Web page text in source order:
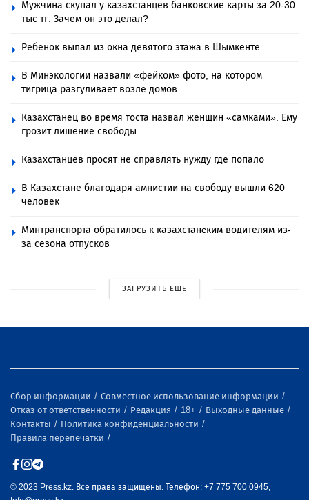
Мужчина скупал у казахстанцев банковские карты за 20-30
тыс тг. Зачем он это делал?
Ребенок выпал из окна девятого этажа в Шымкенте
В Минэкологии назвали «фейком» фото, на котором
тигрица разгуливает возле домов
Казахстанец во время тоста назвал женщин «самками». Ему
грозит лишение свободы
Казахстанцев просят не справлять нужду где попало
В Казахстане благодаря амнистии на свободу вышли 620
человек
Минтранспорта обратилось к казахстанcким водителям из-
за сезона отпусков
ЗАГРУЗИТЬ ЕЩЕ
Сбор информации
Совместное использование информации
Отказ от ответственности
Редакция 18+
Выходные данные
Контакты
Политика конфиденциальности
Правила перепечатки
© 2023 Press.kz. Все права защищены. Телефон: +7 775 700 0945,